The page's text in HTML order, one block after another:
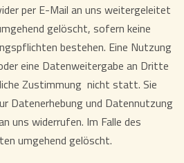
per E-Mail an uns weitergeleitet
gelöscht, sofern keine
bestehen. Eine Nutzung
eine Datenweitergabe an Dritte
Zustimmung nicht statt. Sie
Datenerhebung und Datennutzung
uns widerrufen. Im Falle des
umgehend gelöscht.